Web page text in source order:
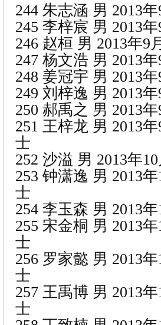
244 朱志涵 男 2013
245 李梓宸 男 2013
246 赵桓 男 2013年9
247 杨文浩 男 2013
248 姜冠宇 男 2013
249 刘梓逸 男 2013
250 郝禹之 男 2013
251 王梓龙 男 2013
士
252 沙溢 男 2013年
253 钟潇逸 男 2013
士
254 李玉森 男 2013
255 宋金桐 男 2013
士
256 罗家懿 男 2013
士
257 王禹博 男 2013
士